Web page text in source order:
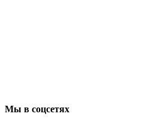
Мы в соцсетях